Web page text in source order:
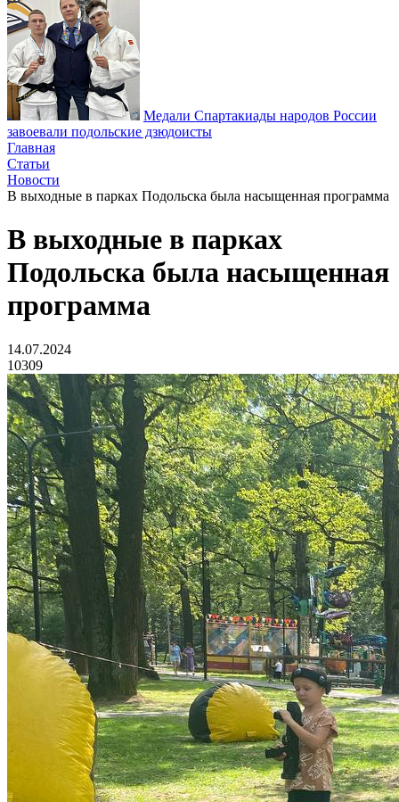
Медали Спартакиады народов России
завоевали подольские дзюдоисты
Главная
Статьи
Новости
В выходные в парках Подольска была насыщенная программа
В выходные в парках
Подольска была насыщенная
программа
14.07.2024
10309